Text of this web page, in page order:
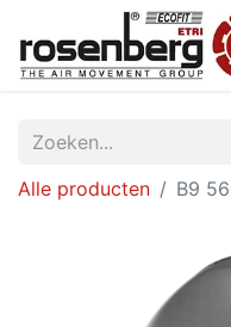
Alle producten B9